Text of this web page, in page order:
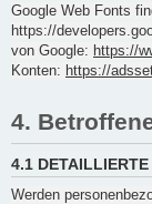
Google Web Fonts
https://
von Google: https://
Konten: https://
4.
4.1
Werden